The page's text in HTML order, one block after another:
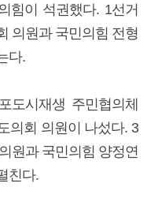
힘이 석권했다. 1선거
의원과 국민의힘 전형
다.
도시재생 주민협의체
의회 의원이 나섰다. 3
원과 국민의힘 양정연
친다.